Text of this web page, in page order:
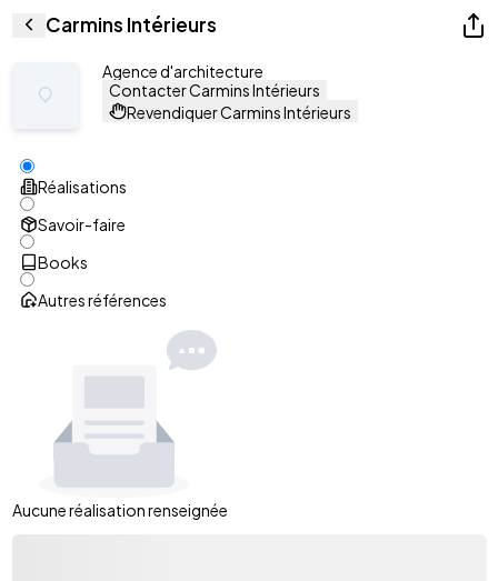
Carmins Intérieurs
Agence d'architecture
Contacter Carmins Intérieurs
Revendiquer Carmins Intérieurs
Réalisations
Savoir-faire
Books
Autres références
Aucune réalisation renseignée